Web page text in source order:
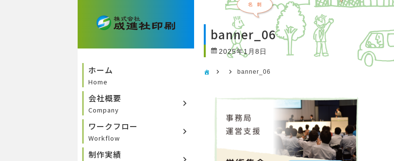
ホーム
Home
会社概要
Company
ワークフロー
Workflow
制作実績
banner_06
2025年1月8日
banner_06